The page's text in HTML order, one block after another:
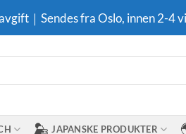
｜Sendes fra Oslo, innen 2-4
JAPANSKE PRODUKTER